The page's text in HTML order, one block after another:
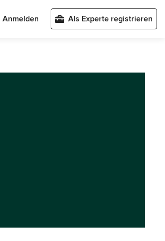
Anmelden Als Experte registrieren